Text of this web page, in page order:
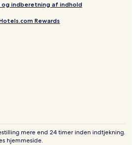
indberetning af indhold
Rewards
mere end 24 timer inden indtjekning.
hjemmeside.